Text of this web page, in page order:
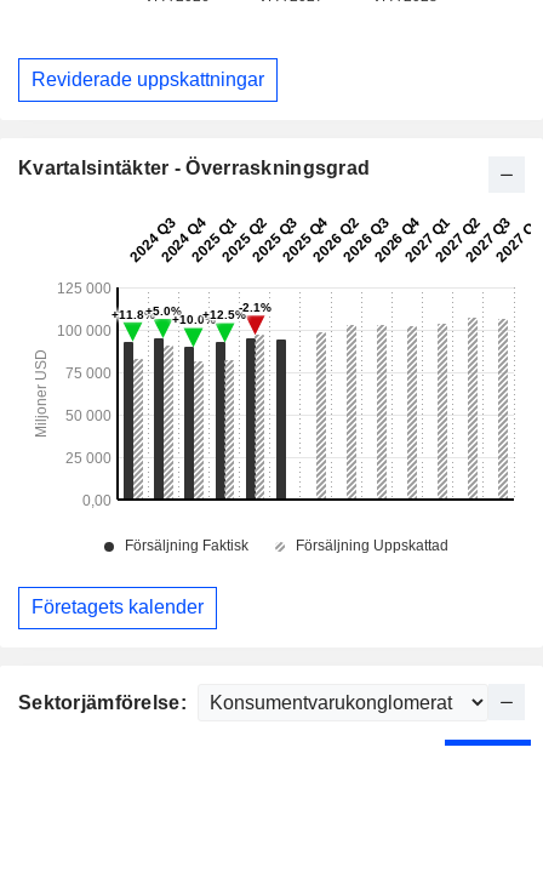
Sektorjämförelse:
Reviderade uppskattningar
Kvartalsintäkter - Överraskningsgrad
Företagets kalender